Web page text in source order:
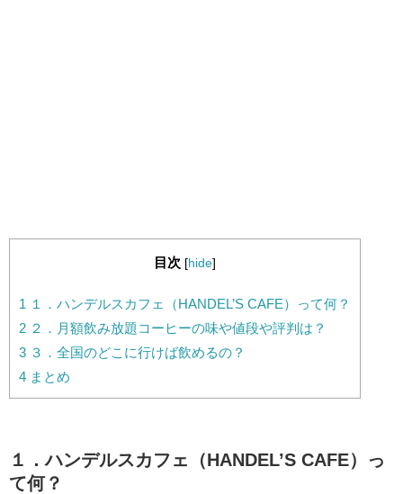
目次 [hide]
1 １．ハンデルスカフェ（HANDEL’S CAFE）って何？
2 ２．月額飲み放題コーヒーの味や値段や評判は？
3 ３．全国のどこに行けば飲めるの？
4 まとめ
１．ハンデルスカフェ（HANDEL’S CAFE）っ
て何？